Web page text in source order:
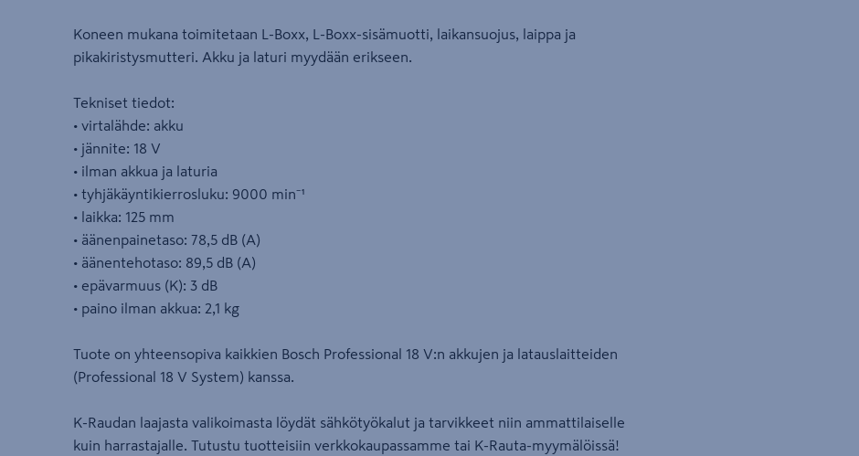
Koneen mukana toimitetaan L-Boxx, L-Boxx-sisämuotti, laikansuojus, laippa ja
pikakiristysmutteri. Akku ja laturi myydään erikseen.
Tekniset tiedot:
• virtalähde: akku
• jännite: 18 V
• ilman akkua ja laturia
• tyhjäkäyntikierrosluku: 9000 min⁻¹
• laikka: 125 mm
• äänenpainetaso: 78,5 dB (A)
• äänentehotaso: 89,5 dB (A)
• epävarmuus (K): 3 dB
• paino ilman akkua: 2,1 kg
Tuote on yhteensopiva kaikkien Bosch Professional 18 V:n akkujen ja latauslaitteiden
(Professional 18 V System) kanssa.
K-Raudan laajasta valikoimasta löydät sähkötyökalut ja tarvikkeet niin ammattilaiselle
kuin harrastajalle. Tutustu tuotteisiin verkkokaupassamme tai K-Rauta-myymälöissä!